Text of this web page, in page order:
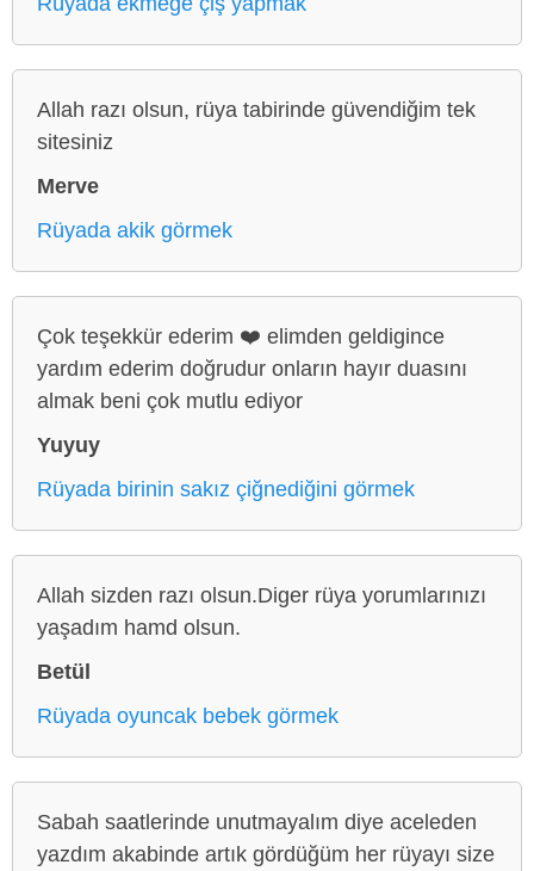
Allah razı olsun, rüya tabirinde güvendiğim tek
sitesiniz
Merve
Rüyada akik görmek
Çok teşekkür ederim ❤️ elimden geldigince
yardım ederim doğrudur onların hayır duasını
almak beni çok mutlu ediyor
Yuyuy
Rüyada birinin sakız çiğnediğini görmek
Allah sizden razı olsun.Diger rüya yorumlarınızı
yaşadım hamd olsun.
Betül
Rüyada oyuncak bebek görmek
Sabah saatlerinde unutmayalım diye aceleden
yazdım akabinde artık gördüğüm her rüyayı size